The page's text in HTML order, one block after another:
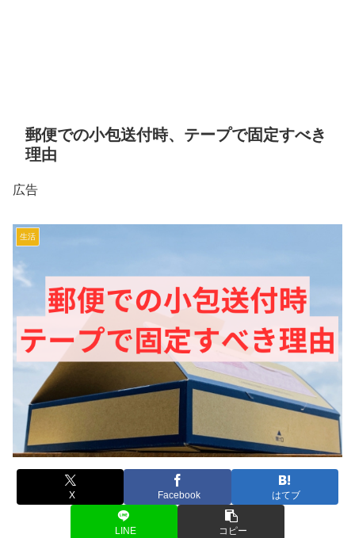
郵便での小包送付時、テープで固定すべき
理由
広告
生活
X Facebook はてブ
LINE コピー